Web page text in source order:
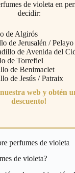
de violeta en
decidir:
de Algirós
de Jerusalén / Pelayo
de Avenida del
de Torrefiel
de Benimaclet
de Jesús / Patraix
web y obtén
descuento!
perfumes de violeta
de violeta?